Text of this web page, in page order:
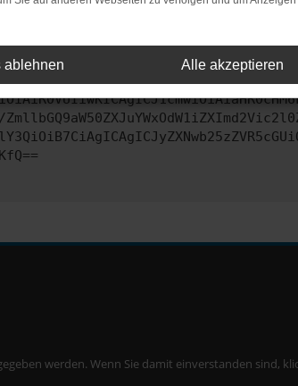
das Problem zu beheben. Du kannst uns
werden. Wenn Sie damit einverstanden sind,
ablehnen Alle akzeptieren